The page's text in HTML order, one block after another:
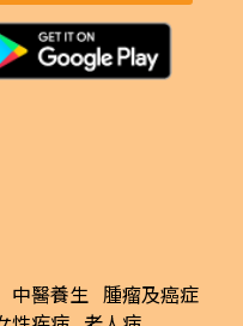
中醫養生 腫瘤及癌症